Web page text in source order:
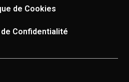
de Cookies
Confidentialité